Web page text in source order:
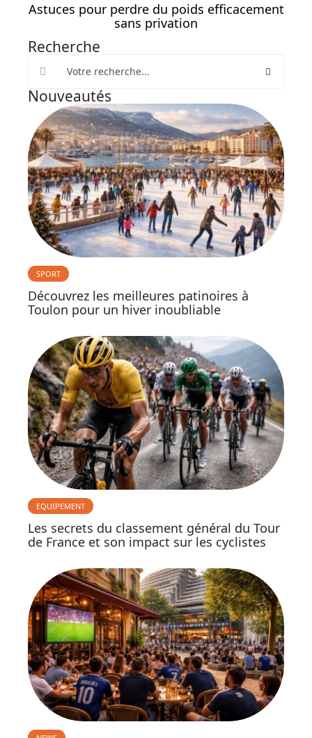
Astuces pour perdre du poids efficacement
sans privation
Recherche
Nouveautés
SPORT
Découvrez les meilleures patinoires à
Toulon pour un hiver inoubliable
EQUIPEMENT
Les secrets du classement général du Tour
de France et son impact sur les cyclistes